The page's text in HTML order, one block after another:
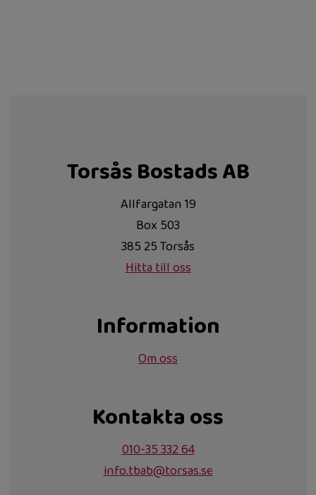
Torsås Bostads AB
Allfargatan 19
Box 503
385 25 Torsås
Hitta till oss
Information
Om oss
Kontakta oss
010-35 332 64
info.tbab@torsas.se